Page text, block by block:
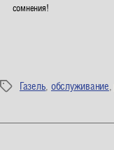
сомнения!
МеткиГазель обслуживание